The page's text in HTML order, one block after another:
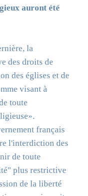
auront été
la
des droits de
des églises et de
visant à
toute
français
l'interdiction des
de toute
plus restrictive
de la liberté